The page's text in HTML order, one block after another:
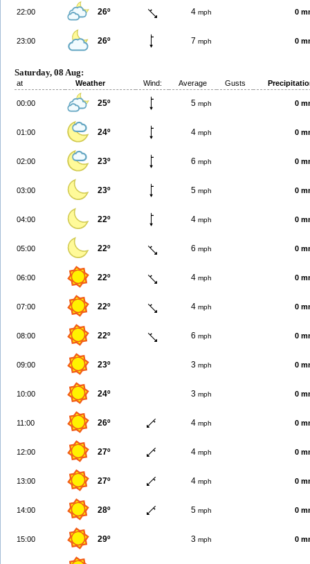
22:00 26º 4 mph 0
23:00 26º 7 mph 0
Saturday, 08 Aug:
at Weather Wind: Average Gusts
00:00 25º 5 mph 0
01:00 24º 4 mph 0
02:00 23º 6 mph 0
03:00 23º 5 mph 0
04:00 22º 4 mph 0
05:00 22º 6 mph 0
06:00 22º 4 mph 0
07:00 22º 4 mph 0
08:00 22º 6 mph 0
09:00 23º 3 mph 0
10:00 24º 3 mph 0
11:00 26º 4 mph 0
12:00 27º 4 mph 0
13:00 27º 4 mph 0
14:00 28º 5 mph 0
15:00 29º 3 mph 0